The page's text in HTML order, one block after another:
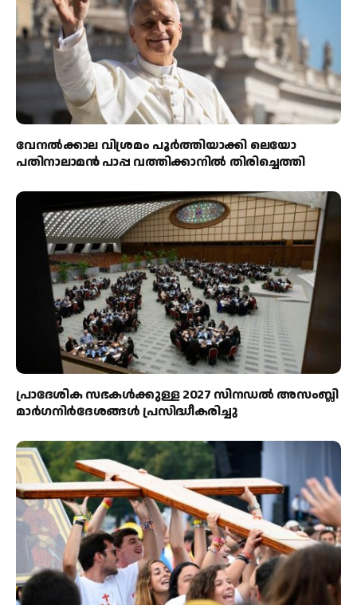
വേനൽക്കാല വിശ്രമം പൂർത്തിയാക്കി ലെയോ
പതിനാലാമൻ പാപ്പ വത്തിക്കാനിൽ തിരിച്ചെത്തി
പ്രാദേശിക സഭകൾക്കുള്ള 2027 സിനഡൽ അസംബ്ലി
മാർഗനിർദേശങ്ങൾ പ്രസിദ്ധീകരിച്ചു